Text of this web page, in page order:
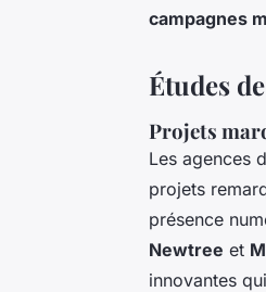
campagnes
Études
Projets
Les agences
projets
présence
Newtree et
innovantes